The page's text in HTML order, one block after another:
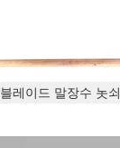
블레이드 말장수 놋